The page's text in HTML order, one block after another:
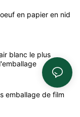
en papier en nid
blanc le plus
emballage de film